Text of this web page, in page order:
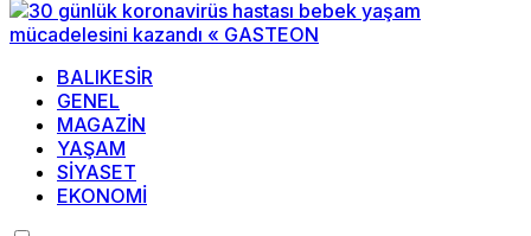
BALIKESİR
GENEL
MAGAZİN
YAŞAM
SİYASET
EKONOMİ